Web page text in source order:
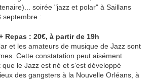
soirée "jazz et polar" à Saillans
septembre :
Repas : 20€, à partir de 19h
et les amateurs de musique de Jazz sont
Cette constatation peut aisément
que le Jazz est né et s’est développé
des gangsters à la Nouvelle Orléans, à